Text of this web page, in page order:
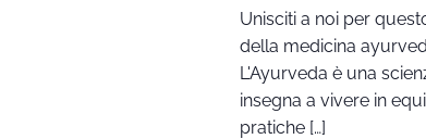
Unisciti a noi per
della medicina
L'Ayurveda è una
insegna a vivere in
pratiche […]